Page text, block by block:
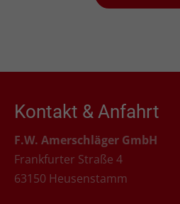
Kontakt & Anfahrt
F.W. Amerschläger GmbH
Frankfurter Straße 4
63150 Heusenstamm